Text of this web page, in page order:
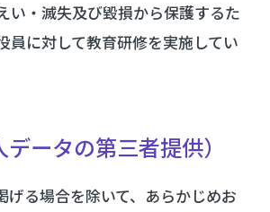
い・滅失及び毀損から保護するた
員に対して教育研修を実施してい
ータの第三者提供）
げる場合を除いて、あらかじめお